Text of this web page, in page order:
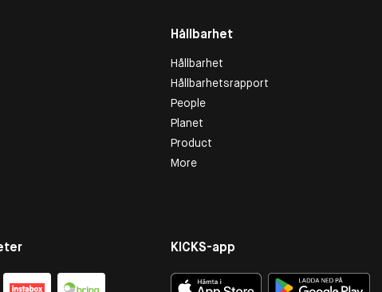
Hållbarhet
Hållbarhet
Hållbarhetsrapport
People
Planet
Product
More
KICKS-app